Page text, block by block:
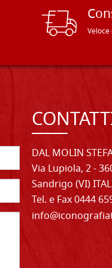
DAL MOLIN
Via Lupiola, 2 -
Sandrigo (VI)
Tel. e Fax 0444